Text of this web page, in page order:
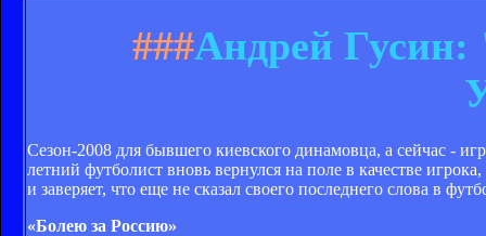
###Андрей Гусин:
Сезон-2008 для бывшего киевского динамовца, а сейчас -
летний футболист вновь вернулся на поле в качестве
и заверяет, что еще не сказал своего последнего слова в
«Болею за Россию»